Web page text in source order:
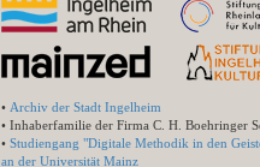
• Archiv der Stadt Ingelheim
• Inhaberfamilie der Firma C. H. Boehringer
• Studiengang "Digitale Methodik in den
an der Universität Mainz